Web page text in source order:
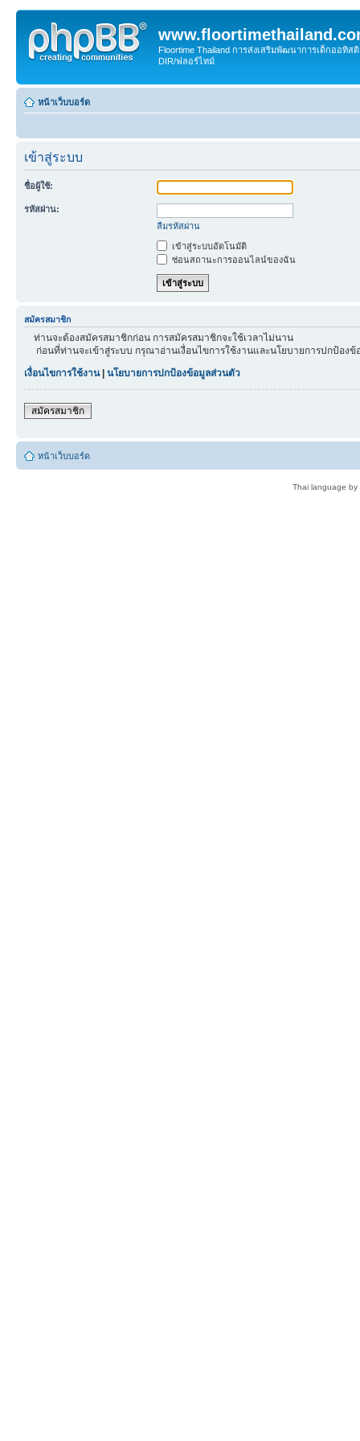
Floortime Thailand การส่งเสริมพัฒนาการเด็กออทิ
DIR/ฟลอร์ไทม์
หน้าเว็บบอร์ด
เข้าสู่ระบบ
ชื่อผู้ใช้:
รหัสผ่าน:
ลืมรหัสผ่าน
เข้าสู่ระบบอัตโนมัติ
ซ่อนสถานะการออนไลน์ของฉัน
สมัครสมาชิก
ท่านจะต้องสมัครสมาชิกก่อน การสมัครสมาชิกจะใช้เวลาไม่นาน
ก่อนที่ท่านจะเข้าสู่ระบบ กรุณาอ่านเงื่อนไขการใช้งานและนโยบายการปกป้อง
เงื่อนไขการใช้งาน| นโยบายการปกป้องข้อมูลส่วนตัว
สมัครสมาชิก
หน้าเว็บบอร์ด
Thai language by